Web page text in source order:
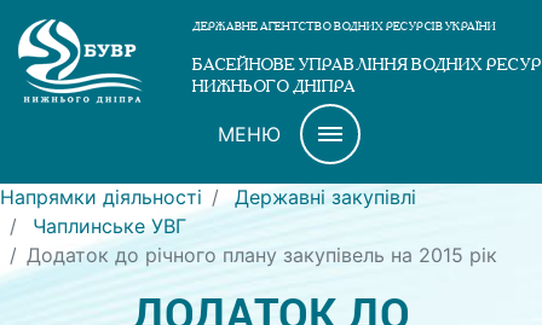
ДЕРЖАВНЕ АГЕНТСТВО ВОДНИХ РЕСУРСІВ УКРАЇНИ
БАСЕЙНОВЕ УПРАВЛІННЯ ВОДНИХ
НИЖНЬОГО ДНІПРА
МЕНЮ
Напрямки діяльності
Державні закупівлі
Чаплинське УВГ
Додаток до річного плану закупівель на 2015 рік